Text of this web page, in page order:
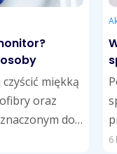
miękką
oraz
do
i OLED lub
6